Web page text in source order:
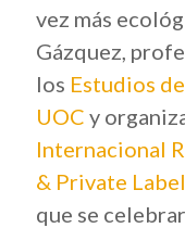
vez más
Gázquez,
los Estudios
UOC y
Internacional
& Private
que se